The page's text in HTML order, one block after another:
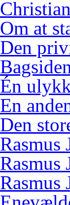
Om at
Den
Én
En
Den
Rasmus
Rasmus
Rasmus